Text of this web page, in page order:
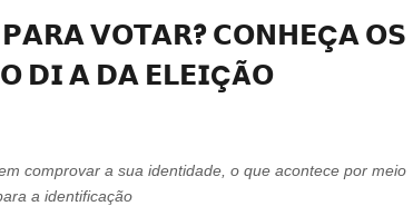
𝗩𝗢𝗧𝗔𝗥? 𝗖𝗢𝗡𝗛𝗘Ç𝗔 𝗢𝗦
𝗔 𝗗𝗔 𝗘𝗟𝗘𝗜ÇÃ𝗢
comprovar a sua identidade, o que acontece por meio
a identificação